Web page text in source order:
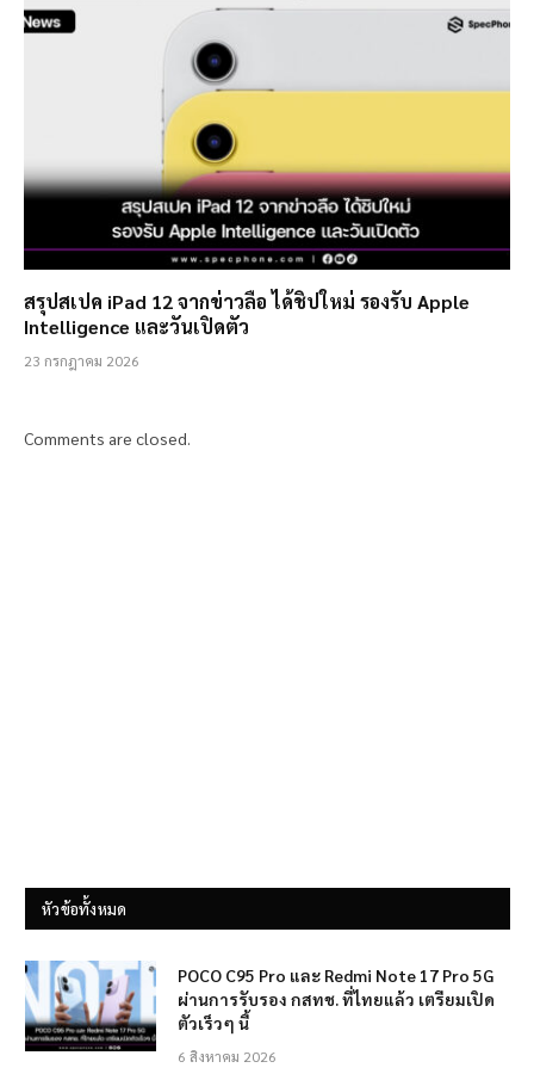
สรุปสเปค iPad 12 จากข่าวลือ ได้ชิปใหม่ รองรับ Apple
Intelligence และวันเปิดตัว
23 กรกฎาคม 2026
Comments are closed.
หัวข้อทั้งหมด
POCO C95 Pro และ Redmi Note 17 Pro 5G
ผ่านการรับรอง กสทช. ที่ไทยแล้ว เตรียมเปิด
ตัวเร็วๆ นี้
6 สิงหาคม 2026